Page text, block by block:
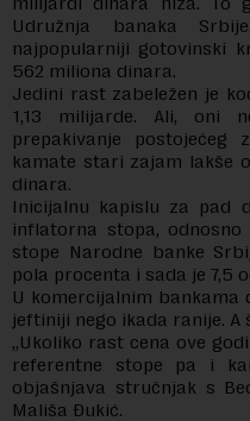
Udružnja banaka
najpopularniji gotovinski
562 miliona dinara.
Jedini rast zabeležen je
1,13 milijarde. Ali, oni
prepakivanje
kamate stari zajam lakše
dinara.
Inicijalnu kapislu za pad
inflatorna stopa,
stope Narodne banke
pola procenta i sada je 7,5
U komercijalnim bankama
jeftiniji nego ikada ranije. A
„Ukoliko rast cena ove
referentne stope pa i
objašnjava stručnjak s
Mališa Đukić.